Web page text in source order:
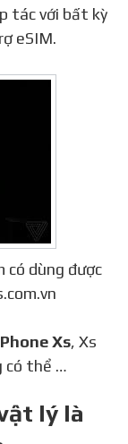
tác với bất kỳ
eSIM.
có dùng được
Xs, Xs
có thể …
lý là